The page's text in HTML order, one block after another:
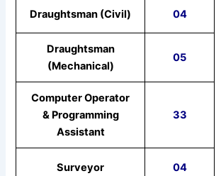
Draughtsman (Civil) 04
Draughtsman
(Mechanical)
05
Computer Operator
& Programming
Assistant
33
Surveyor 04